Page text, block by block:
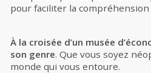
pour faciliter la
À la croisée d’un musée
son genre. Que vous soyez
monde qui vous entoure.